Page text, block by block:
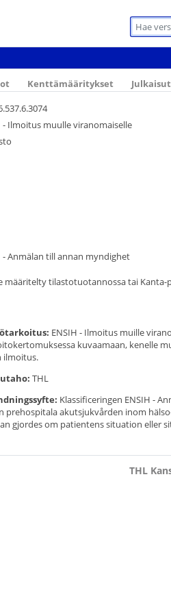
Kenttämääritykset Julkaisut
- Ilmoitus muulle viranomaiselle
- Anmälan till annan myndighet
määritelty tilastotuotannossa tai
ENSIH - Ilmoitus muille
kuvaamaan, kenelle
ilmoitus.
THL
Klassificeringen ENSIH -
prehospitala akutsjukvården inom
gjordes om patientens situation eller
THL